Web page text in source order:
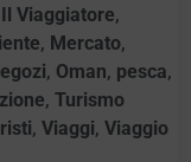
Il Viaggiatore,
, Mercato,
, Oman, pesca,
,Turismo
,Viaggi,Viaggio